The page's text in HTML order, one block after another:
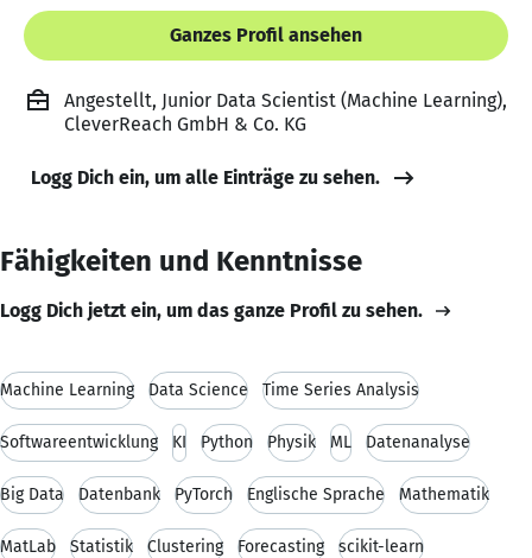
Ganzes Profil ansehen
Angestellt, Junior Data Scientist (Machine Learning),
CleverReach GmbH & Co. KG
Logg Dich ein, um alle Einträge zu sehen.
Fähigkeiten und Kenntnisse
Logg Dich jetzt ein, um das ganze Profil zu sehen.
Machine Learning Data Science Time Series Analysis
Softwareentwicklung KI Python Physik ML Datenanalyse
Big Data Datenbank PyTorch Englische Sprache Mathematik
MatLab Statistik Clustering Forecasting scikit-learn